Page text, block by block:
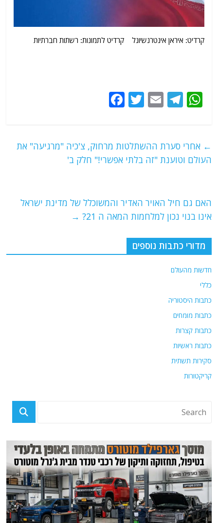
קרדיט: איראן אינטרנשיונל קרדיט לתמונות: רשתות חברתיות
W
s
A
T
g
ra
E
l
T
er
e
b
k
← אחרי סערת ההשתלטות מרחוק, צ'כיה "מרגיעה" את
העולם וטוענת "זה בלתי אפשרי!" חלק ב'
האם גם חיל האויר האדיר והמשוכלל של מדינת ישראל
אינו בנוי נכון למלחמות המאה ה 21?
→
מדורי כתבות נוספים
חדשות מהעולם
כללי
כתבות היסטוריה
כתבות מומחים
כתבות קצרות
כתבות ראשיות
סקירות תשתית
קריקטורות